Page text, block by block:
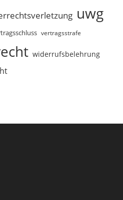
uwg
vertragsstrafe
widerrufsbelehrung